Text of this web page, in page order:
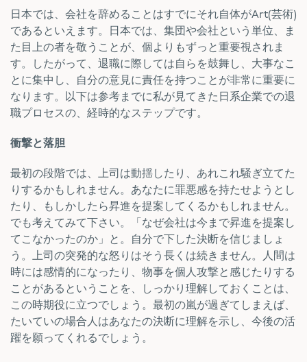
日本では、会社を辞めることはすでにそれ自体がArt(芸術)
であるといえます。日本では、集団や会社という単位、ま
た目上の者を敬うことが、個よりもずっと重要視されま
す。したがって、退職に際しては自らを鼓舞し、大事なこ
とに集中し、自分の意見に責任を持つことが非常に重要に
なります。以下は参考までに私が見てきた日系企業での退
職プロセスの、経時的なステップです。
衝撃と落胆
最初の段階では、上司は動揺したり、あれこれ騒ぎ立てた
りするかもしれません。あなたに罪悪感を持たせようとし
たり、もしかしたら昇進を提案してくるかもしれません。
でも考えてみて下さい。「なぜ会社は今まで昇進を提案し
てこなかったのか」と。自分で下した決断を信じましょ
う。上司の突発的な怒りはそう長くは続きません。人間は
時には感情的になったり、物事を個人攻撃と感じたりする
ことがあるということを、しっかり理解しておくことは、
この時期役に立つでしょう。最初の嵐が過ぎてしまえば、
たいていの場合人はあなたの決断に理解を示し、今後の活
躍を願ってくれるでしょう。